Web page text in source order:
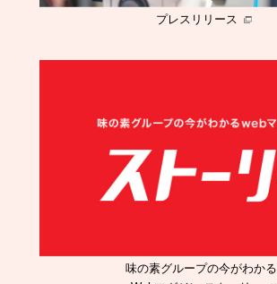
プレスリリース
味の素グループの今がわかる